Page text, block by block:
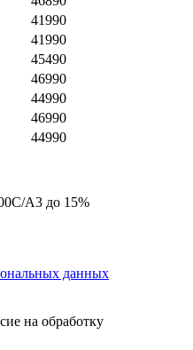
41990
41990
45490
46990
44990
46990
44990
А3 до 15%
данных
на обработку